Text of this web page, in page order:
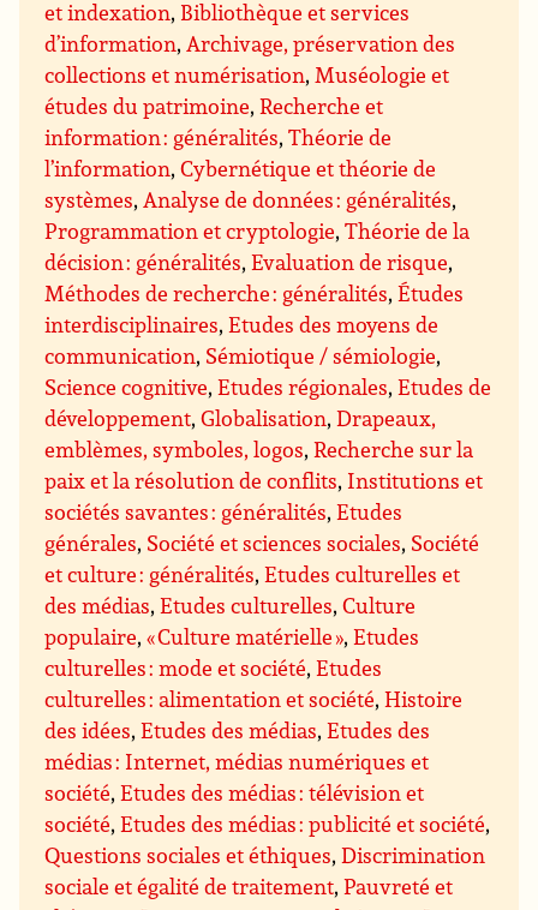
et indexation, Bibliothèque et services
d’information,Archivage, préservation des
collections et numérisation,Muséologie et
études du patrimoine,Recherche et
information : généralités,Théorie de
l’information,Cybernétique et théorie de
systèmes,Analyse de données : généralités,
Programmation et cryptologie,Théorie de la
décision : généralités,Evaluation de risque,
Méthodes de recherche : généralités,Études
interdisciplinaires,Etudes des moyens de
communication, Sémiotique / sémiologie,
Science cognitive,Etudes régionales,Etudes de
développement,Globalisation,Drapeaux,
emblèmes, symboles, logos,Recherche sur la
paix et la résolution de conflits, Institutions et
sociétés savantes : généralités,Etudes
générales, Société et sciences sociales, Société
et culture : généralités,Etudes culturelles et
des médias,Etudes culturelles,Culture
populaire,« Culture matérielle »,Etudes
culturelles : mode et société,Etudes
culturelles : alimentation et société,Histoire
des idées,Etudes des médias,Etudes des
médias : Internet, médias numériques et
société,Etudes des médias : télévision et
société,Etudes des médias : publicité et société,
Questions sociales et éthiques,Discrimination
sociale et égalité de traitement,Pauvreté et